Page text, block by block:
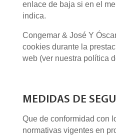
enlace de baja si en el
indica.
Congemar & José Y
cookies durante la
web (ver nuestra política
MEDIDAS DE
Que de conformidad con
normativas vigentes en